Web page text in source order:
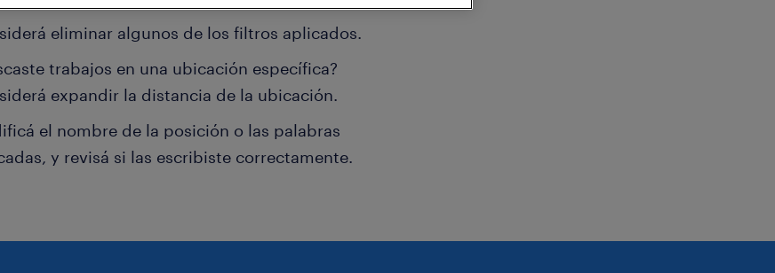
eliminar algunos de los filtros aplicados.
trabajos en una ubicación específica?
expandir la distancia de la ubicación.
el nombre de la posición o las palabras
y revisá si las escribiste correctamente.